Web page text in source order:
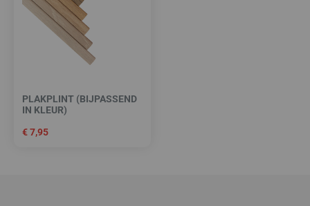
PLAKPLINT (BIJPASSEND
IN KLEUR)
€7,95